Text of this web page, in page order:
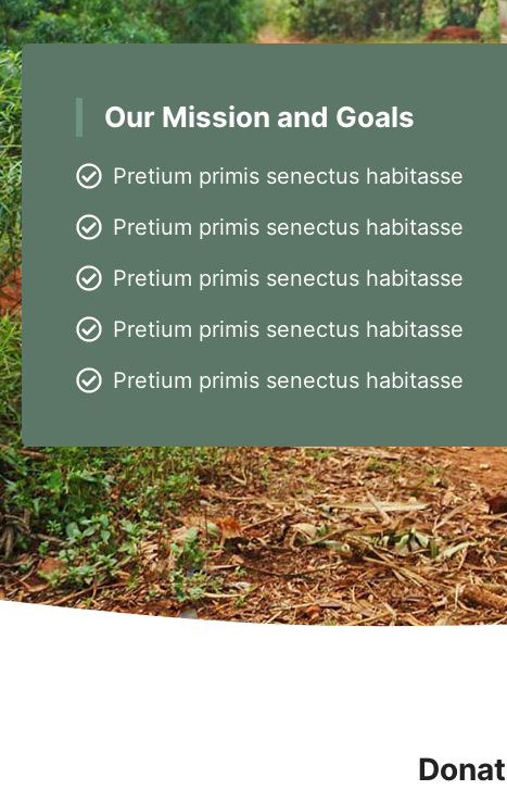
Our Mission and Goals
Pretium primis senectus habitasse
Pretium primis senectus habitasse
Pretium primis senectus habitasse
Pretium primis senectus habitasse
Pretium primis senectus habitasse